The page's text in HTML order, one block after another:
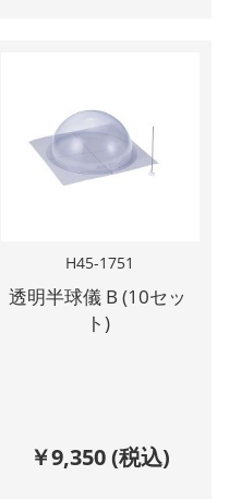
H45-1751
透明半球儀 B (10セッ
ト)
￥9,350(税込)